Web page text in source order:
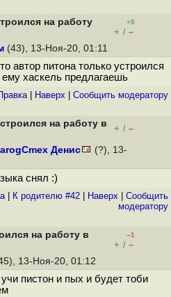
на работу
+8
+ / –
(43), 13-Ноя-20, 01:11
автор питона только устроился
хаскель предлагаешь
| Наверх Cообщить модератору
на работу в
+ / –
Денис
(?), 13-
снял :)
| К родителю #42 Наверх
Cообщить
модератору
на работу в
–1
+ / –
13-Ноя-20, 01:12
пистон и пых и будет тоби